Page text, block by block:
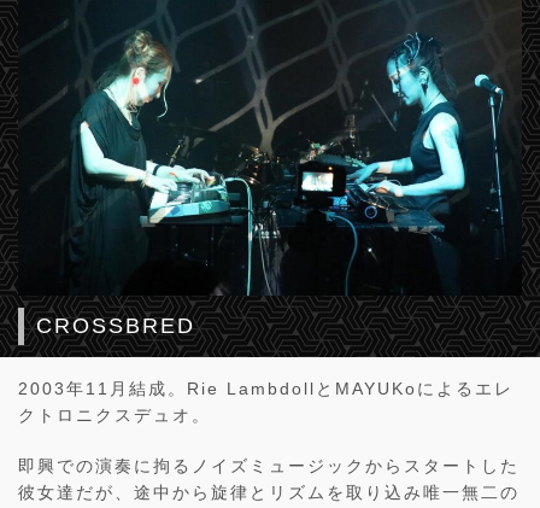
CROSSBRED
2003年11月結成。Rie LambdollとMAYUKoによるエレ
クトロニクスデュオ。
即興での演奏に拘るノイズミュージックからスタートした
彼女達だが、途中から旋律とリズムを取り込み唯一無二の